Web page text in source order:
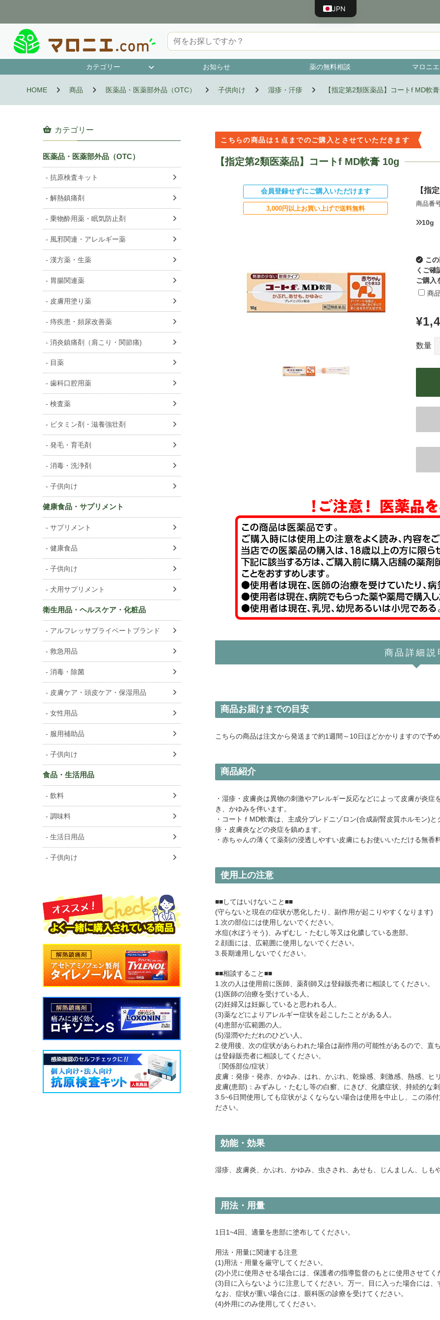
カテゴリー
お知らせ 薬の無料相談 マロニ
HOME 商品 医薬品・医薬部外品（OTC） 子供向け 湿疹・汗疹 【指定第2類医薬品】コートf MD軟
こちらの商品は１点までのご購入とさせていただきます
【指定第2類医薬品】コートf MD軟膏 10g
会員登録せずにご購入いただけます
3,000円以上お買い上げで送料無料
【指
商品番
10g
こ
くご確
ご購入
商
数量
商品詳細説
商品お届けまでの目安
こちらの商品は注文から発送まで約1週間～10日ほどかかりますので予
商品紹介
・湿疹・皮膚炎は異物の刺激やアレルギー反応などによって皮膚が炎
き、かゆみを伴います。
・コートｆMD軟膏は、主成分プレドニゾロン(合成副腎皮質ホルモン)
疹・皮膚炎などの炎症を鎮めます。
・赤ちゃんの薄くて薬剤の浸透しやすい皮膚にもお使いいただける無
使用上の注意
■■してはいけないこと■■
(守らないと現在の症状が悪化したり、副作用が起こりやすくなります)
1.次の部位には使用しないでください。
水痘(水ぼうそう)、みずむし・たむし等又は化膿している患部。
2.顔面には、広範囲に使用しないでください。
3.長期連用しないでください。
■■相談すること■■
1.次の人は使用前に医師、薬剤師又は登録販売者に相談してください。
(1)医師の治療を受けている人。
(2)妊婦又は妊娠していると思われる人。
(3)薬などによりアレルギー症状を起こしたことがある人。
(4)患部が広範囲の人。
(5)湿潤やただれのひどい人。
2.使用後、次の症状があらわれた場合は副作用の可能性があるので、直
は登録販売者に相談してください。
〔関係部位/症状〕
皮膚：発疹・発赤、かゆみ、はれ、かぶれ、乾燥感、刺激感、熱感、ヒ
皮膚(患部)：みずみし・たむし等の白癬、にきび、化膿症状、持続的な
3.5~6日間使用しても症状がよくならない場合は使用を中止し、この添
ださい。
効能・効果
湿疹、皮膚炎、かぶれ、かゆみ、虫さされ、あせも、じんましん、しも
用法・用量
1日1~4回、適量を患部に塗布してください。
用法・用量に関連する注意
(1)用法・用量を厳守してください。
(2)小児に使用させる場合には、保護者の指導監督のもとに使用させてく
(3)目に入らないように注意してください。万一、目に入った場合には
なお、症状が重い場合には、眼科医の診療を受けてください。
(4)外用にのみ使用してください。
カテゴリー
医薬品・医薬部外品（OTC）
抗原検査キット
解熱鎮痛剤
乗物酔用薬・眠気防止剤
風邪関連・アレルギー薬
漢方薬・生薬
胃腸関連薬
皮膚用塗り薬
痔疾患・頻尿改善薬
消炎鎮痛剤（肩こり・関節痛)
目薬
歯科口腔用薬
検査薬
ビタミン剤・滋養強壮剤
発毛・育毛剤
消毒・洗浄剤
子供向け
健康食品・サプリメント
サプリメント
健康食品
子供向け
犬用サプリメント
衛生用品・ヘルスケア・化粧品
アルフレッサプライベートブランド
救急用品
消毒・除菌
皮膚ケア・頭皮ケア・保湿用品
女性用品
服用補助品
子供向け
食品・生活用品
飲料
調味料
生活日用品
子供向け
JPN
ENG
TWN
KOR
VNM
BRA
ESP
RUS
DEU
NLD
ROU
SWE
EST